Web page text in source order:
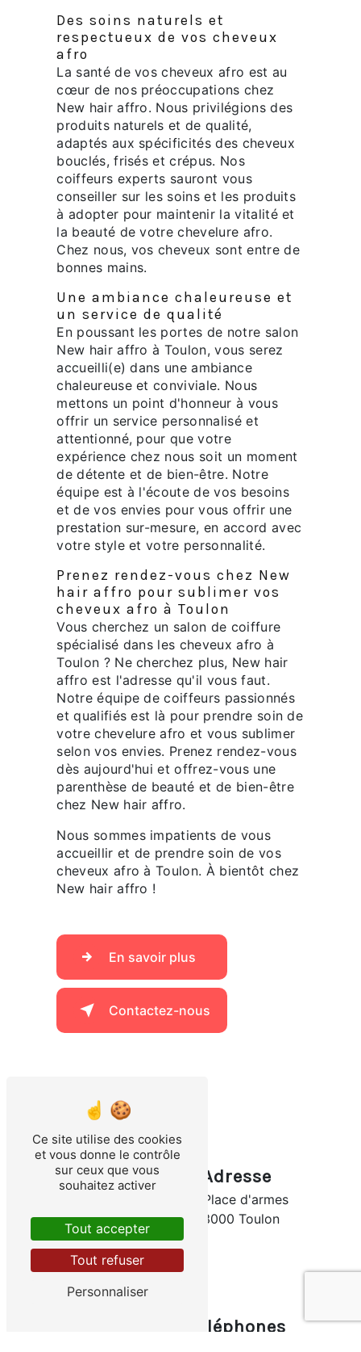
Des soins naturels et
respectueux de vos cheveux
afro
La santé de vos cheveux afro est au
cœur de nos préoccupations chez
New hair affro. Nous privilégions des
produits naturels et de qualité,
adaptés aux spécificités des cheveux
bouclés, frisés et crépus. Nos
coiffeurs experts sauront vous
conseiller sur les soins et les produits
à adopter pour maintenir la vitalité et
la beauté de votre chevelure afro.
Chez nous, vos cheveux sont entre de
bonnes mains.
Une ambiance chaleureuse et
un service de qualité
En poussant les portes de notre salon
New hair affro à Toulon, vous serez
accueilli(e) dans une ambiance
chaleureuse et conviviale. Nous
mettons un point d'honneur à vous
offrir un service personnalisé et
attentionné, pour que votre
expérience chez nous soit un moment
de détente et de bien-être. Notre
équipe est à l'écoute de vos besoins
et de vos envies pour vous offrir une
prestation sur-mesure, en accord avec
votre style et votre personnalité.
Prenez rendez-vous chez New
hair affro pour sublimer vos
cheveux afro à Toulon
Vous cherchez un salon de coiffure
spécialisé dans les cheveux afro à
Toulon ? Ne cherchez plus, New hair
affro est l'adresse qu'il vous faut.
Notre équipe de coiffeurs passionnés
et qualifiés est là pour prendre soin de
votre chevelure afro et vous sublimer
selon vos envies. Prenez rendez-vous
dès aujourd'hui et offrez-vous une
parenthèse de beauté et de bien-être
chez New hair affro.
Nous sommes impatients de vous
accueillir et de prendre soin de vos
cheveux afro à Toulon. À bientôt chez
New hair affro !
En savoir plus
Contactez-nous
Adresse
10 Place d'armes
83000 Toulon
Téléphones
Ce site utilise des cookies
et vous donne le contrôle
sur ceux que vous
souhaitez activer
Tout accepter
Tout refuser
Personnaliser